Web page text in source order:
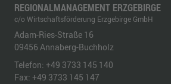
REGIONALMANAGEMENT ERZGEBIRGE
c/o Wirtschaftsförderung Erzgebirge GmbH
Adam-Ries-Straße 16
09456 Annaberg-Buchholz
Telefon: +49 3733 145 140
Fax: +49 3733 145 147